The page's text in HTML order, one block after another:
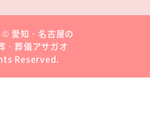
© 愛知・名古屋の
・葬儀アサガオ
Reserved.